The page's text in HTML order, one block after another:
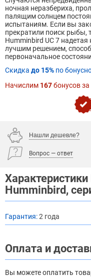
ночная неразбериха,
палящим солнцем
испытаниям. Если вы
прекратили поиск рыбы,
Humminbird UC 7
лучшим решением,
первоначальное
Скидка до 15% по
Начислим 167бонусов
Нашли дешевле?
Вопрос — ответ
Humminbird,
Гарантия:2 года
Оплата и
Вы можете оплатить